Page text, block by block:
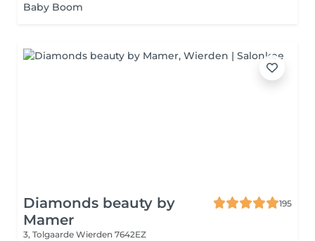
Baby Boom
Diamonds beauty by
Mamer
195
3, Tolgaarde Wierden 7642EZ